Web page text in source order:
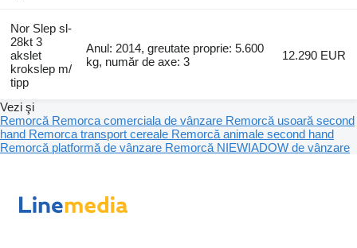
Nor Slep sl-
28kt 3
akslet
krokslep m/
tipp
Anul: 2014, greutate proprie: 5.600
kg, număr de axe: 3
12.290 EUR
Vezi şi
Remorcă Remorca comerciala de vânzare Remorcă usoară second
hand Remorca transport cereale Remorcă animale second hand
Remorcă platformă de vânzare Remorcă NIEWIADOW de vânzare